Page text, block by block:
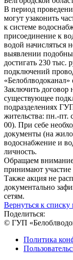
В период
могут узаконить
к системе
присоединение к
водой начисляться
выявлении
достигать 230 тыс.
подключений
«Белоблводоканал»
Заключить договор
существующее
подразделениях
жительства: пн.-пт.
00). При себе
документы (на
водоснабжение и
личность.
Обращаем
принимают участие
Также акция не
документально
сетям.
Вернуться к списку
Поделиться:
© ГУП
Политика